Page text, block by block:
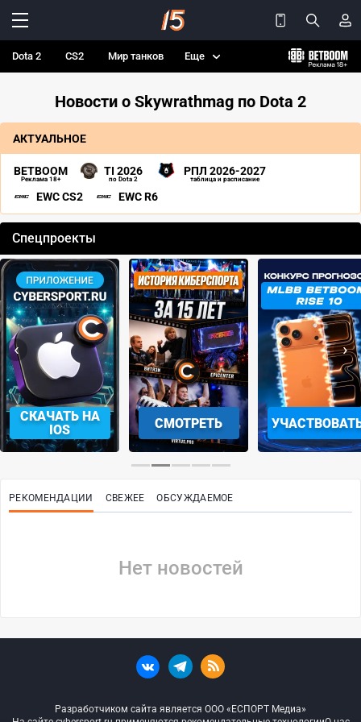
Dota 2 CS2 Мир танков Еще
Новости о Skywrathmag по Dota 2
АКТУАЛЬНОЕ
BETBOOM
Реклама 18+
TI 2026
по Dota 2
РПЛ 2026-2027
таблица и расписание
EWC CS2 EWC R6
Спецпроекты
СКАЧАТЬ НА
IOS
СМОТРЕТЬ
‹ ›
РЕКОМЕНДАЦИИ СВЕЖЕЕ ОБСУЖДАЕМОЕ
Нет новостей
Разработчиком сайта является ООО «ЕСПОРТ Медиа»